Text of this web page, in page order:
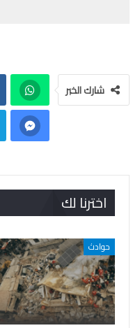
شارك الخبر
اخترنا لك
حوادث